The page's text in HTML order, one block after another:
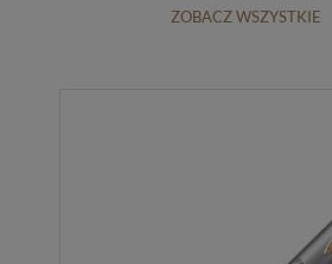
ZOBACZ WSZYSTKIE